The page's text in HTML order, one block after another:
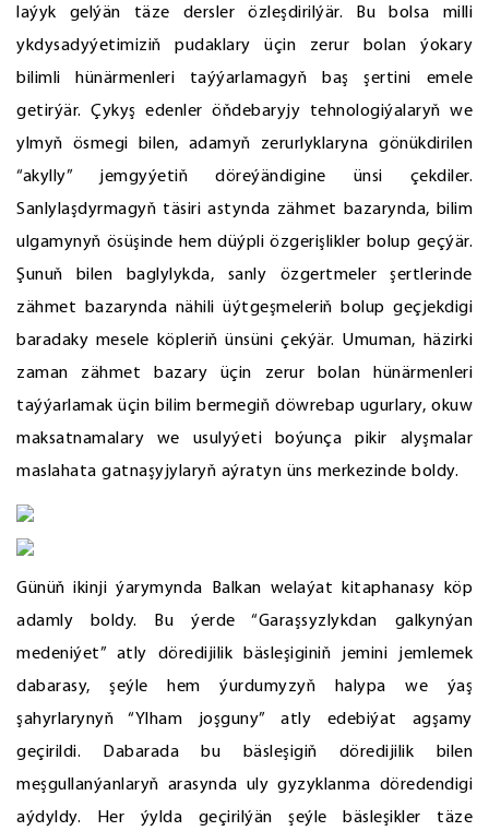
laýyk gelýän täze dersler özleşdirilýär. Bu bolsa milli
ykdysadyýetimiziň pudaklary üçin zerur bolan ýokary
bilimli hünärmenleri taýýarlamagyň baş şertini emele
getirýär. Çykyş edenler öňdebaryjy tehnologiýalaryň we
ylmyň ösmegi bilen, adamyň zerurlyklaryna gönükdirilen
“akylly” jemgyýetiň döreýändigine ünsi çekdiler.
Sanlylaşdyrmagyň täsiri astynda zähmet bazarynda, bilim
ulgamynyň ösüşinde hem düýpli özgerişlikler bolup geçýär.
Şunuň bilen baglylykda, sanly özgertmeler şertlerinde
zähmet bazarynda nähili üýtgeşmeleriň bolup geçjekdigi
baradaky mesele köpleriň ünsüni çekýär. Umuman, häzirki
zaman zähmet bazary üçin zerur bolan hünärmenleri
taýýarlamak üçin bilim bermegiň döwrebap ugurlary, okuw
maksatnamalary we usulyýeti boýunça pikir alyşmalar
maslahata gatnaşyjylaryň aýratyn üns merkezinde boldy.
Günüň ikinji ýarymynda Balkan welaýat kitaphanasy köp
adamly boldy. Bu ýerde “Garaşsyzlykdan galkynýan
medeniýet” atly döredijilik bäsleşiginiň jemini jemlemek
dabarasy, şeýle hem ýurdumyzyň halypa we ýaş
şahyrlarynyň “Ylham joşguny” atly edebiýat agşamy
geçirildi. Dabarada bu bäsleşigiň döredijilik bilen
meşgullanýanlaryň arasynda uly gyzyklanma döredendigi
aýdyldy. Her ýylda geçirilýän şeýle bäsleşikler täze